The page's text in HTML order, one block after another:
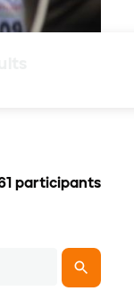
participants